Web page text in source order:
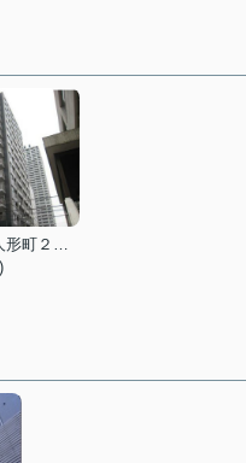
中央区日本橋人形町２丁目